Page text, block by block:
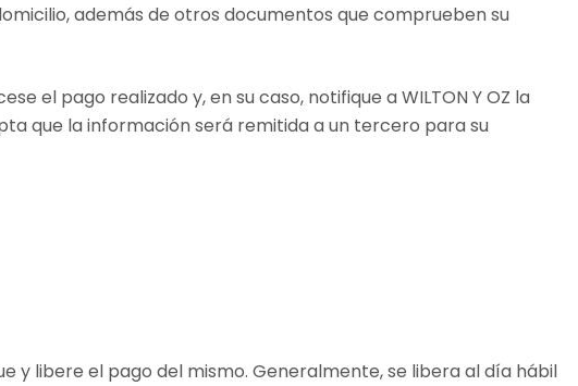
además de otros documentos que comprueben su
el pago realizado y, en su caso, notifique a WILTON Y OZ la
que la información será remitida a un tercero para su
y libere el pago del mismo. Generalmente, se libera al día hábil